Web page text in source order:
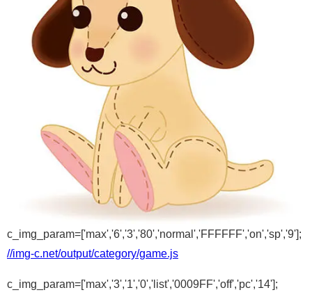
c_img_param=['max','6','3','80','normal','FFFFFF','on','sp','9'];
//img-c.net/output/category/game.js
c_img_param=['max','3','1','0','list','0009FF','off','pc','14'];